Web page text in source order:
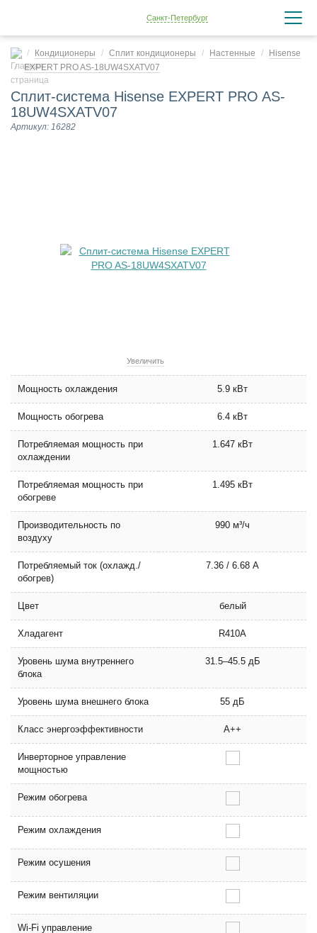
Санкт-Петербург
Кондиционеры Сплит кондиционеры Настенные
Hisense
EXPERT PRO AS-18UW4SXATV07
Сплит-система Hisense EXPERT PRO AS-
18UW4SXATV07
Артикул: 16282
Увеличить
Мощность охлаждения 5.9 кВт
Мощность обогрева 6.4 кВт
Потребляемая мощность при
охлаждении
1.647 кВт
Потребляемая мощность при
обогреве
1.495 кВт
Производительность по
воздуху
990 м³/ч
Потребляемый ток (охлажд./
обогрев)
7.36 / 6.68 А
Цвет белый
Хладагент R410А
Уровень шума внутреннего
блока
31.5–45.5 дБ
Уровень шума внешнего блока 55 дБ
Класс энергоэффективности A++
Инверторное управление
мощностью
Режим обогрева
Режим охлаждения
Режим осушения
Режим вентиляции
Wi-Fi управление